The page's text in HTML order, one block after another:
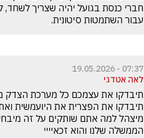
עבור השתמטות סיטונית.
07:37 - 19.05.2026
לאה אטדגי
הממשלה שלנו והוא זכאיייי